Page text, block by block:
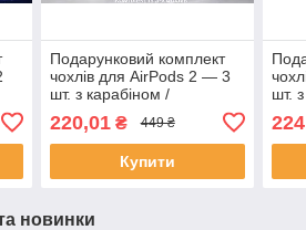
Подарунковий комплект
чохлів для AirPods 2 — 3
шт. з карабіном /
220,01₴ 449 ₴
Купити
шт.
новинки